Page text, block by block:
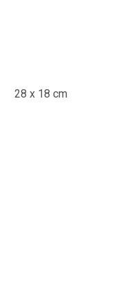
28 x 18 cm